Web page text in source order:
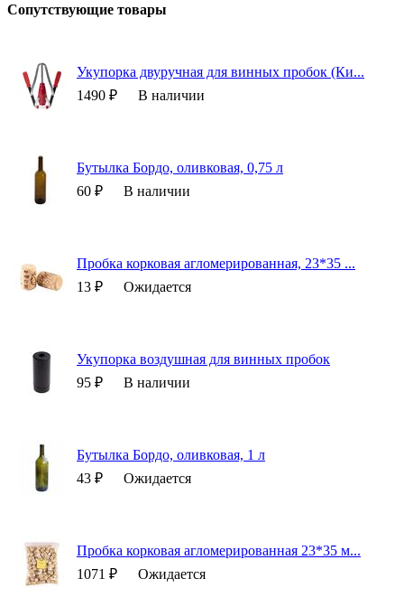
Сопутствующие товары
Укупорка двуручная для винных пробок (Ки...
1490 ₽
В наличии
Бутылка Бордо, оливковая, 0,75 л
60 ₽
В наличии
Пробка корковая агломерированная, 23*35 ...
13 ₽
Ожидается
Укупорка воздушная для винных пробок
95 ₽
В наличии
Бутылка Бордо, оливковая, 1 л
43 ₽
Ожидается
Пробка корковая агломерированная 23*35 м...
1071 ₽
Ожидается